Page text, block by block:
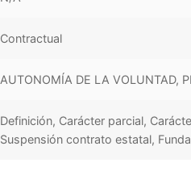
Contractual
AUTONOMÍA DE LA VOLUNTAD,
Definición, Carácter parcial,
Suspensión contrato estatal,